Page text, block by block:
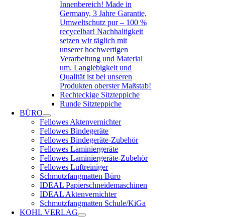
Innenbereich! Made in
Germany, 3 Jahre Garantie,
Umweltschutz pur – 100 %
recycelbar! Nachhaltigkeit
setzen wir täglich mit
unserer hochwertigen
Verarbeitung und Material
um. Langlebigkeit und
Qualität ist bei unseren
Produkten oberster Maßstab!
Rechteckige Sitzteppiche
Runde Sitzteppiche
BÜRO
Fellowes Aktenvernichter
Fellowes Bindegeräte
Fellowes Bindegeräte-Zubehör
Fellowes Laminiergeräte
Fellowes Laminiergeräte-Zubehör
Fellowes Luftreiniger
Schmutzfangmatten Büro
IDEAL Papierschneidemaschinen
IDEAL Aktenvernichter
Schmutzfangmatten Schule/KiGa
KOHL VERLAG